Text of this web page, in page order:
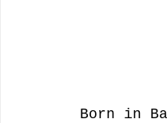
Born in